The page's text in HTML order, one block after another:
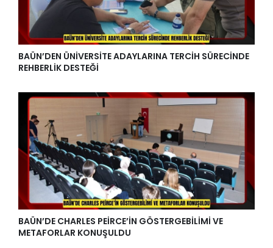
BAÜN’DEN ÜNİVERSİTE ADAYLARINA TERCİH SÜRECİNDE
REHBERLİK DESTEĞİ
BAÜN’DE CHARLES PEİRCE’İN GÖSTERGEBİLİMİ VE
METAFORLAR KONUŞULDU